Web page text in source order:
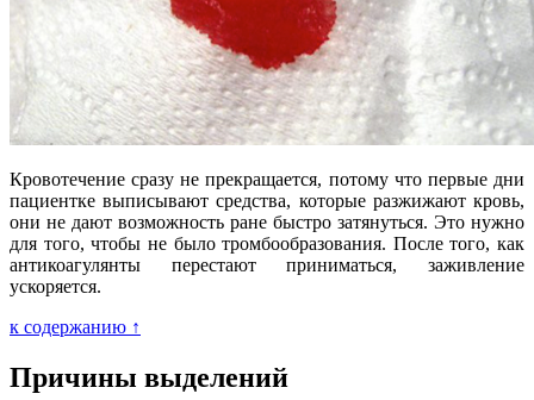
Кровотечение сразу не прекращается, потому что первые дни
пациентке выписывают средства, которые разжижают кровь,
они не дают возможность ране быстро затянуться. Это нужно
для того, чтобы не было тромбообразования. После того, как
антикоагулянты перестают приниматься, заживление
ускоряется.
к содержанию ↑
Причины выделений